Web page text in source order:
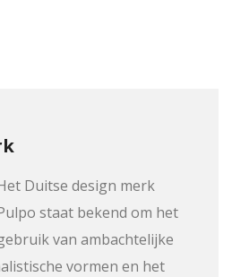
Duitse design merk
staat bekend om het
van ambachtelijke
vormen en het